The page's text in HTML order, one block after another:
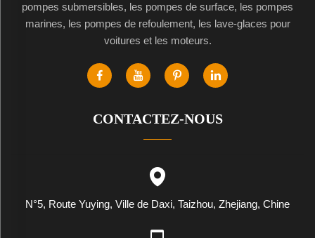
pompes submersibles, les pompes de surface, les pompes
marines, les pompes de refoulement, les lave-glaces pour
voitures et les moteurs.
CONTACTEZ-NOUS
N°5, Route Yuying, Ville de Daxi, Taizhou, Zhejiang, Chine